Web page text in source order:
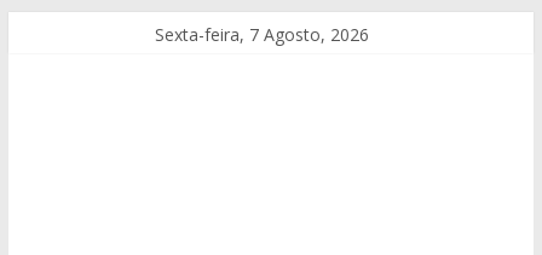
Sexta-feira, 7 Agosto, 2026